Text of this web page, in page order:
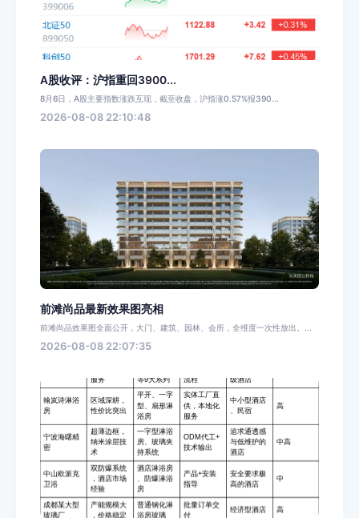
A股收评：沪指重回3900...
8月6日，A股主要指数涨跌互现，截至收盘，沪指涨0.57%报390...
2026-08-08 22:10:48
前滩尚品最新效果图亮相
前滩尚品效果图全面公开，大门、建筑、园林、会所，全维度一次性放出。...
2026-08-08 22:07:35